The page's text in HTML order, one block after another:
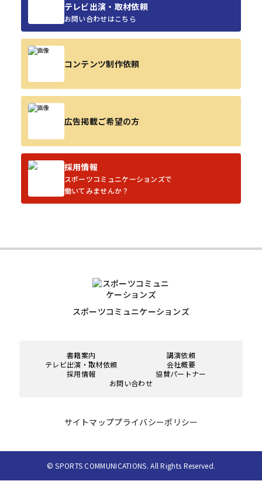
テレビ出演・取材依頼
お問い合わせはこちら
コンテンツ制作依頼
広告掲載ご希望の方
採用情報
スポーツコミュニケーションズで
働いてみませんか？
スポーツコミュニケーションズ
書籍案内
講演依頼
テレビ出演・取材依頼
会社概要
採用情報
協賛パートナー
お問い合わせ
サイトマッププライバシーポリシー
© SPORTS COMMUNICATIONS. All Rights Reserved.